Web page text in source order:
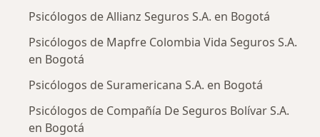
Psicólogos de Allianz Seguros S.A. en Bogotá
Psicólogos de Mapfre Colombia Vida Seguros S.A.
en Bogotá
Psicólogos de Suramericana S.A. en Bogotá
Psicólogos de Compañía De Seguros Bolívar S.A.
en Bogotá